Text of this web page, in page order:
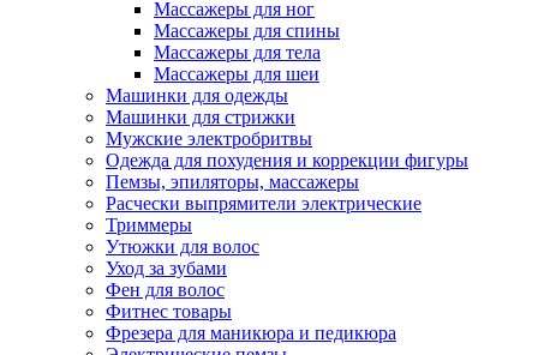
Массажеры для ног
Массажеры для спины
Массажеры для тела
Массажеры для шеи
Машинки для одежды
Машинки для стрижки
Мужские электробритвы
Одежда для похудения и коррекции фигуры
Пемзы, эпиляторы, массажеры
Расчески выпрямители электрические
Триммеры
Утюжки для волос
Уход за зубами
Фен для волос
Фитнес товары
Фрезера для маникюра и педикюра